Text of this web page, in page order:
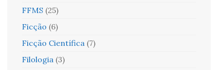
FFMS (25)
Ficção (6)
Ficção Científica (7)
Filologia (3)